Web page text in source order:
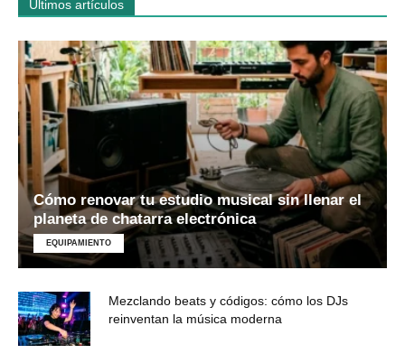
Últimos artículos
Cómo renovar tu estudio musical sin llenar el
planeta de chatarra electrónica
EQUIPAMIENTO
Mezclando beats y códigos: cómo los DJs
reinventan la música moderna